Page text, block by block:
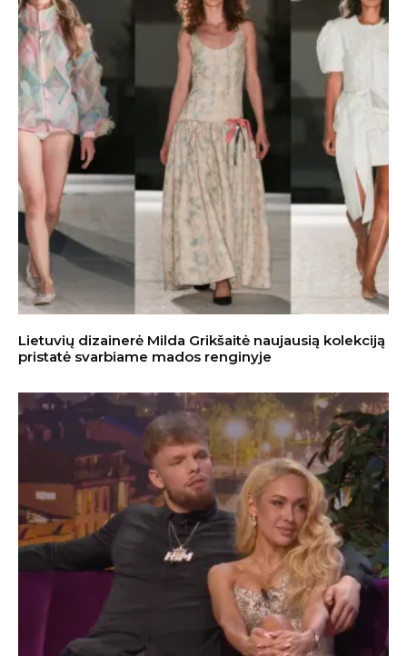
Lietuvių dizainerė Milda Grikšaitė naujausią kolekciją
pristatė svarbiame mados renginyje